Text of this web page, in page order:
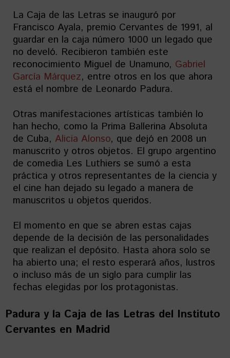
La Caja de las Letras se inauguró por
Francisco Ayala, premio Cervantes de 1991, al
guardar en la caja número 1000 un legado que
no develó. Recibieron también este
reconocimiento Miguel de Unamuno, Gabriel
García Márquez, entre otros en los que ahora
está el nombre de Leonardo Padura.
Otras manifestaciones artísticas también lo
han hecho, como la Prima Ballerina Absoluta
de Cuba, Alicia Alonso, que dejó en 2008 un
manuscrito y otros objetos. El grupo argentino
de comedia Les Luthiers se sumó a esta
práctica y otros representantes de la ciencia y
el cine han dejado su legado a manera de
manuscritos u objetos queridos.
El momento en que se abren estas cajas
depende de la decisión de las personalidades
que realizan el depósito. Hasta ahora solo se
ha abierto una; el resto esperará años, lustros
o incluso más de un siglo para cumplir las
fechas elegidas por los protagonistas.
Padura y la Caja de las Letras del Instituto
Cervantes en Madrid